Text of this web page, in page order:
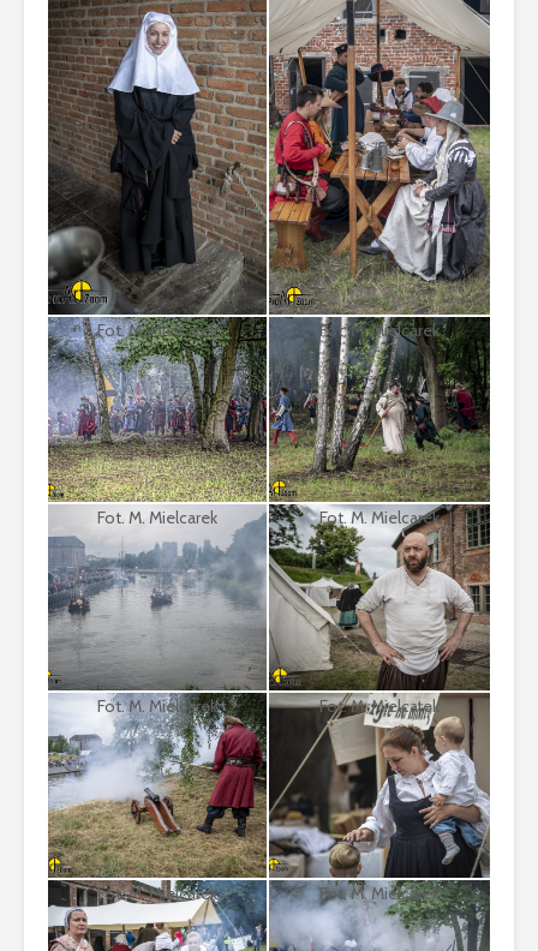
Fot. M. Mielcarek Fot. M. Mielcarek
Fot. M. Mielcarek Fot. M. Mielcarek
Fot. M. Mielcarek Fot. M. Mielcarek
Fot. M. Mielcarek Fot. M. Mielcarek